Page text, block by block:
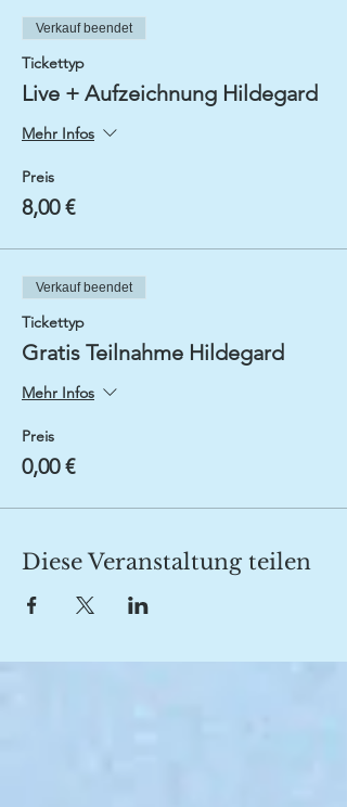
Verkauf beendet
Tickettyp
Live + Aufzeichnung Hildegard
Mehr Infos
Preis
8,00 €
Verkauf beendet
Tickettyp
Gratis Teilnahme Hildegard
Mehr Infos
Preis
0,00 €
Diese Veranstaltung teilen